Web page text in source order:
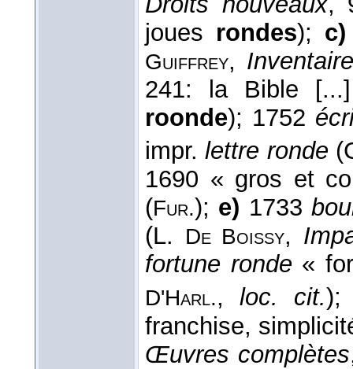
joues rondes);
Guiffrey,
241: la Bible
roonde); 1752
impr.lettre ronde
1690 « gros et
(Fur.); e) 1733
(L.
De Boissy,
fortune ronde «
D'Harl., loc. cit.
franchise,
Œuvres complètes